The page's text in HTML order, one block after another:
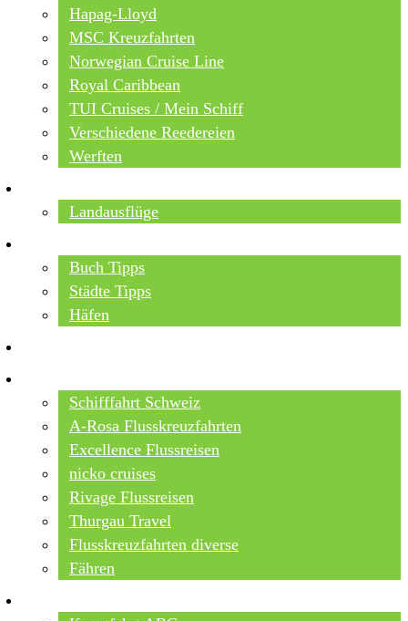
Hapag-Lloyd
MSC Kreuzfahrten
Norwegian Cruise Line
Royal Caribbean
TUI Cruises / Mein Schiff
Verschiedene Reedereien
Werften
Landausflüge
Buch Tipps
Städte Tipps
Häfen
Schifffahrt Schweiz
A-Rosa Flusskreuzfahrten
Excellence Flussreisen
nicko cruises
Rivage Flussreisen
Thurgau Travel
Flusskreuzfahrten diverse
Fähren